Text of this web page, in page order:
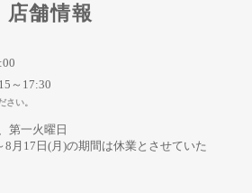
店舗情報
～17:30
さい。
第一火曜日
8月17日(月)の期間は休業とさせていた